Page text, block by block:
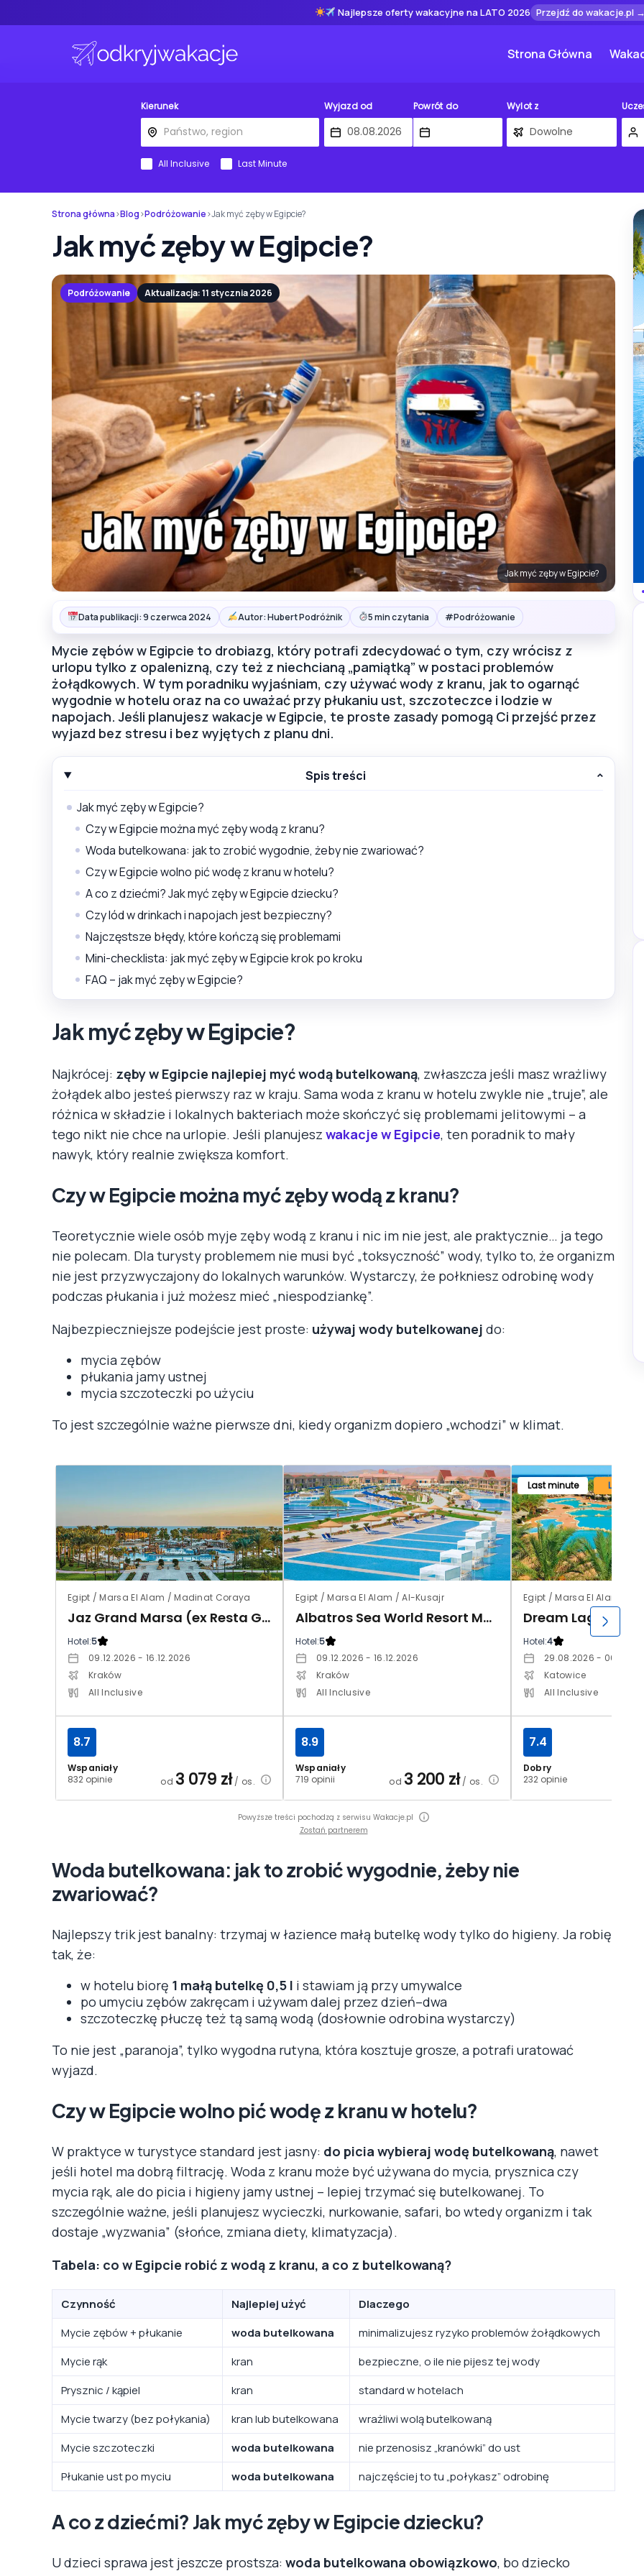
Najlepsze oferty wakacyjne na LATO 2026 Przejdź do wakacje.pl
Strona Główna
Kierunek Wyjazd od Powrót do Wylot z
All Inclusive Last Minute
Strona główna›Blog›Podróżowanie›Jak myć zęby w Egipcie?
Jak myć zęby w Egipcie?
Podróżowanie Aktualizacja: 11 stycznia 2026
Jak myć zęby w Egipcie?
Data publikacji: 9 czerwca 2024 Autor: Hubert Podróżnik 5 min czytania #Podróżowanie
Mycie zębów w Egipcie to drobiazg, który potrafi zdecydować o tym, czy wrócisz z
urlopu tylko z opalenizną, czy też z niechcianą „pamiątką” w postaci problemów
żołądkowych. W tym poradniku wyjaśniam, czy używać wody z kranu, jak to ogarnąć
wygodnie w hotelu oraz na co uważać przy płukaniu ust, szczoteczce i lodzie w
napojach. Jeśli planujesz wakacje w Egipcie, te proste zasady pomogą Ci przejść przez
wyjazd bez stresu i bez wyjętych z planu dni.
Spis treści
Jak myć zęby w Egipcie?
Czy w Egipcie można myć zęby wodą z kranu?
Woda butelkowana: jak to zrobić wygodnie, żeby nie zwariować?
Czy w Egipcie wolno pić wodę z kranu w hotelu?
A co z dziećmi? Jak myć zęby w Egipcie dziecku?
Czy lód w drinkach i napojach jest bezpieczny?
Najczęstsze błędy, które kończą się problemami
Mini-checklista: jak myć zęby w Egipcie krok po kroku
FAQ – jak myć zęby w Egipcie?
Jak myć zęby w Egipcie?
Najkrócej: zęby w Egipcie najlepiej myć wodą butelkowaną, zwłaszcza jeśli masz wrażliwy
żołądek albo jesteś pierwszy raz w kraju. Sama woda z kranu w hotelu zwykle nie „truje”, ale
różnica w składzie i lokalnych bakteriach może skończyć się problemami jelitowymi – a
tego nikt nie chce na urlopie. Jeśli planujesz wakacje w Egipcie, ten poradnik to mały
nawyk, który realnie zwiększa komfort.
Czy w Egipcie można myć zęby wodą z kranu?
Teoretycznie wiele osób myje zęby wodą z kranu i nic im nie jest, ale praktycznie… ja tego
nie polecam. Dla turysty problemem nie musi być „toksyczność” wody, tylko to, że organizm
nie jest przyzwyczajony do lokalnych warunków. Wystarczy, że połkniesz odrobinę wody
podczas płukania i już możesz mieć „niespodziankę”.
Najbezpieczniejsze podejście jest proste: używaj wody butelkowanej do:
mycia zębów
płukania jamy ustnej
mycia szczoteczki po użyciu
To jest szczególnie ważne pierwsze dni, kiedy organizm dopiero „wchodzi” w klimat.
Egipt / Marsa El Alam / Madinat Coraya
Jaz Grand Marsa (ex Resta Grand Resort)
Hotel:5
09.12.2026 - 16.12.2026
Kraków
All Inclusive
Wspaniały
832 opinie
8.7
od 3 079 zł/ os.
Egipt / Marsa El Alam / Al-Kusajr
Albatros Sea World Resort Marsa Alam
Hotel:5
09.12.2026 - 16.12.2026
Kraków
All Inclusive
Wspaniały
719 opinii
8.9
od 3 200 zł/ os.
Last minute Lato
Egipt / Marsa El Alam
Hotel:4
29.08.2026 -
Katowice
All Inclusive
Dobry
232 opinie
7.4
Powyższe treści pochodzą z serwisu Wakacje.pl
Zostań partnerem
Woda butelkowana: jak to zrobić wygodnie, żeby nie
zwariować?
Najlepszy trik jest banalny: trzymaj w łazience małą butelkę wody tylko do higieny. Ja robię
tak, że:
w hotelu biorę 1 małą butelkę 0,5 l i stawiam ją przy umywalce
po umyciu zębów zakręcam i używam dalej przez dzień–dwa
szczoteczkę płuczę też tą samą wodą (dosłownie odrobina wystarczy)
To nie jest „paranoja”, tylko wygodna rutyna, która kosztuje grosze, a potrafi uratować
wyjazd.
Czy w Egipcie wolno pić wodę z kranu w hotelu?
W praktyce w turystyce standard jest jasny: do picia wybieraj wodę butelkowaną, nawet
jeśli hotel ma dobrą filtrację. Woda z kranu może być używana do mycia, prysznica czy
mycia rąk, ale do picia i higieny jamy ustnej – lepiej trzymać się butelkowanej. To
szczególnie ważne, jeśli planujesz wycieczki, nurkowanie, safari, bo wtedy organizm i tak
dostaje „wyzwania” (słońce, zmiana diety, klimatyzacja).
Tabela: co w Egipcie robić z wodą z kranu, a co z butelkowaną?
Czynność Najlepiej użyć
Dlaczego
Mycie zębów + płukanie
woda butelkowana
minimalizujesz ryzyko problemów żołądkowych
Mycie rąk
kran
bezpieczne, o ile nie pijesz tej wody
Prysznic / kąpiel
kran
standard w hotelach
Mycie twarzy (bez połykania)
kran lub butelkowana
wrażliwi wolą butelkowaną
Mycie szczoteczki
woda butelkowana
nie przenosisz „kranówki” do ust
Płukanie ust po myciu
woda butelkowana najczęściej to tu „połykasz” odrobinę
A co z dziećmi? Jak myć zęby w Egipcie dziecku?
U dzieci sprawa jest jeszcze prostsza: woda butelkowana obowiązkowo, bo dziecko